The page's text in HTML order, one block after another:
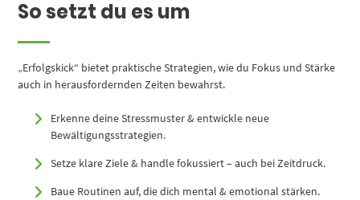
So setzt du es um
„Erfolgskick“ bietet praktische Strategien, wie du Fokus und Stärke
auch in herausfordernden Zeiten bewahrst.
Erkenne deine Stressmuster & entwickle neue
Bewältigungsstrategien.
Setze klare Ziele & handle fokussiert – auch bei Zeitdruck.
Baue Routinen auf, die dich mental & emotional stärken.